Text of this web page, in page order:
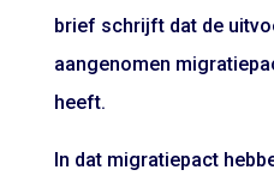
brief schrijft dat de
aangenomen
heeft.
In dat migratiepact